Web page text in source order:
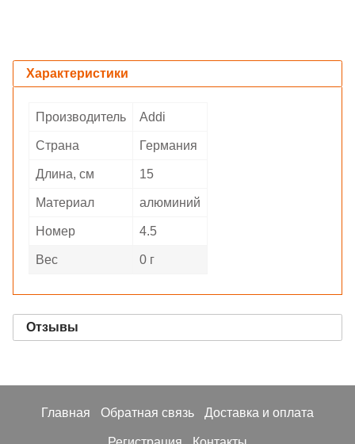
Характеристики
Производитель Addi
Страна Германия
Длина, см 15
Материал алюминий
Номер 4.5
Вес 0 г
Отзывы
Главная Обратная связь Доставка и оплата